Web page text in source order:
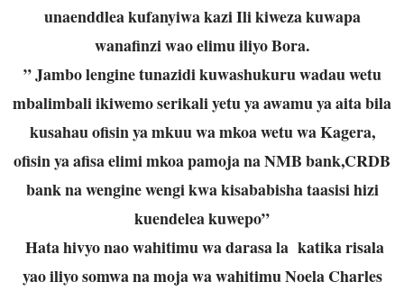
unaenddlea kufanyiwa kazi Ili kiweza kuwapa
wanafinzi wao elimu iliyo Bora.
” Jambo lengine tunazidi kuwashukuru wadau wetu
mbalimbali ikiwemo serikali yetu ya awamu ya aita bila
kusahau ofisin ya mkuu wa mkoa wetu wa Kagera,
ofisin ya afisa elimi mkoa pamoja na NMB bank,CRDB
bank na wengine wengi kwa kisababisha taasisi hizi
kuendelea kuwepo”
Hata hivyo nao wahitimu wa darasa la katika risala
yao iliyo somwa na moja wa wahitimu Noela Charles